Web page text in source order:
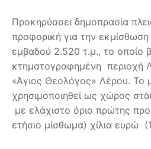
Προκηρύσσει δημοπρασία
προφορική για την
εμβαδού 2.520 τ.μ., το οποίο
κτηματογραφημένη περιοχή
«Άγιος Θεολόγος» Λέρου. Το
χρησιμοποιηθεί ως χώρος
με ελάχιστο όριο πρώτης
ετήσιο μίσθωμα) χίλια ευρώ